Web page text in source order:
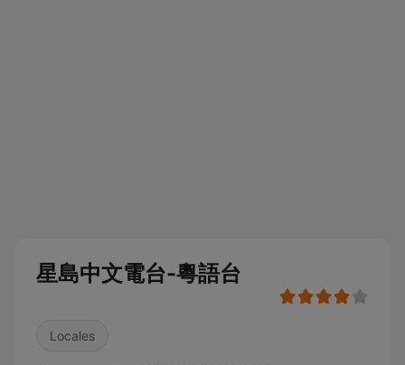
星島中文電台-粵語台
Locales